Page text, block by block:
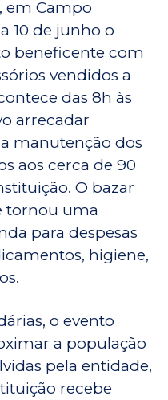
em Campo
10 de junho o
beneficente com
vendidos a
das 8h às
arrecadar
manutenção dos
aos cerca de 90
O bazar
tornou uma
para despesas
higiene,
o evento
a população
pela entidade,
recebe